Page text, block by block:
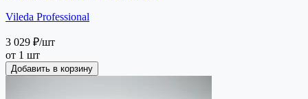
Vileda Professional
3 029 ₽/шт
от 1 шт
Добавить в корзину